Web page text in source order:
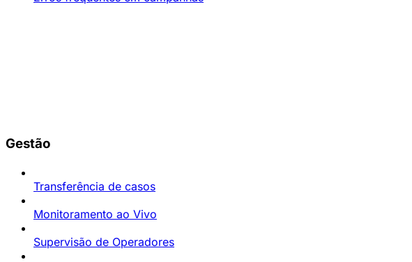
Gestão
Transferência de casos
Monitoramento ao Vivo
Supervisão de Operadores